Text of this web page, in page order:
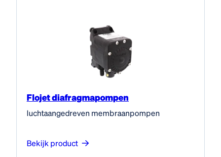
Flojet diafragmapompen
luchtaangedreven membraanpompen
Bekijk product